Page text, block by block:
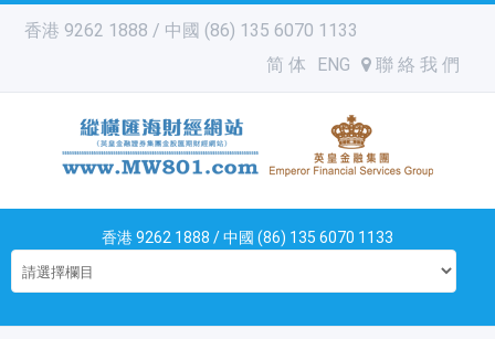
香港 9262 1888 / 中國 (86) 135 6070 1133
简 体
ENG 聯 絡 我 們
香港 9262 1888 / 中國 (86) 135 6070 1133